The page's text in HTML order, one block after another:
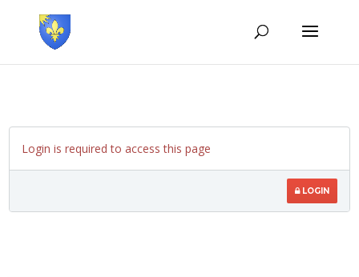
Login is required to access this page
LOGIN